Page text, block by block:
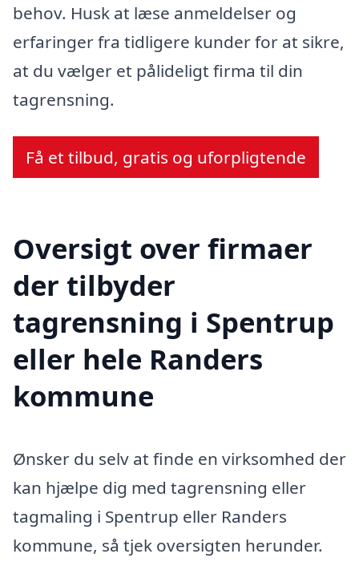
behov. Husk at læse anmeldelser og
erfaringer fra tidligere kunder for at sikre,
at du vælger et pålideligt firma til din
tagrensning.
Få et tilbud, gratis og uforpligtende
Oversigt over firmaer
der tilbyder
tagrensning i Spentrup
eller hele Randers
kommune
Ønsker du selv at finde en virksomhed der
kan hjælpe dig med tagrensning eller
tagmaling i Spentrup eller Randers
kommune, så tjek oversigten herunder.